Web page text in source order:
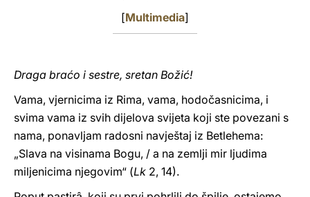
[Multimedia]
Draga braćo i sestre, sretan Božić!
Vama, vjernicima iz Rima, vama, hodočasnicima, i
svima vama iz svih dijelova svijeta koji ste povezani s
nama, ponavljam radosni navještaj iz Betlehema:
„Slava na visinama Bogu, / a na zemlji mir ljudima
miljenicima njegovim“ (Lk 2, 14).